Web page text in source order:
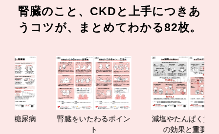
腎臓のこと、CKDと上手につきあ
うコツが、まとめてわかる82枚。
腎臓をいたわるポイン
減塩やたんぱく質管理
の効果と重要性